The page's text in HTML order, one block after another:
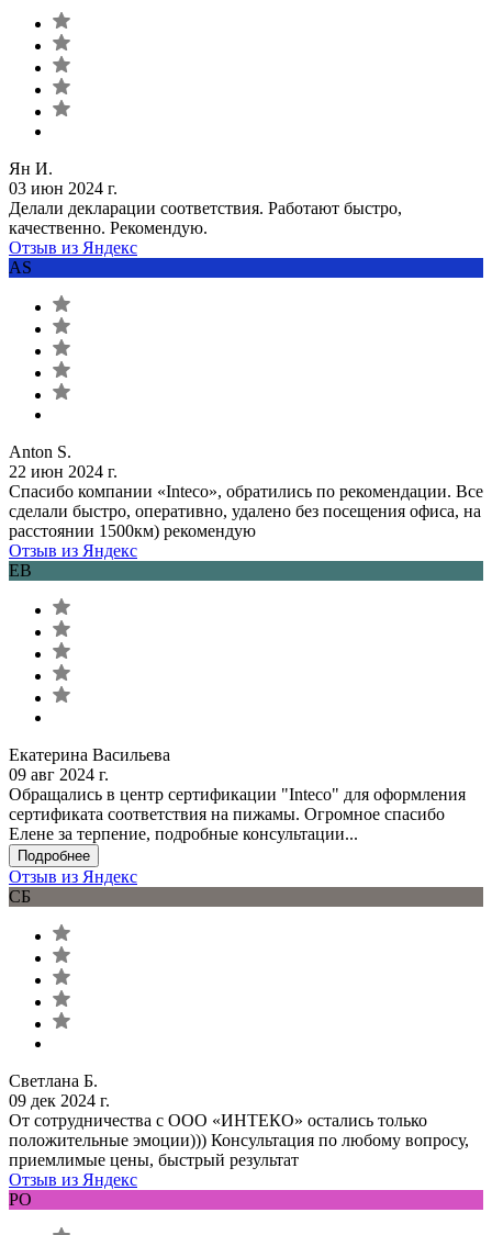
Ян И.
03 июн 2024 г.
Делали декларации соответствия. Работают быстро,
качественно. Рекомендую.
Отзыв из Яндекс
AS
Anton S.
22 июн 2024 г.
Спасибо компании «Inteco», обратились по рекомендации. Все
сделали быстро, оперативно, удалено без посещения офиса, на
расстоянии 1500км) рекомендую
Отзыв из Яндекс
ЕВ
Екатерина Васильева
09 авг 2024 г.
Обращались в центр сертификации "Inteco" для оформления
сертификата соответствия на пижамы. Огромное спасибо
Елене за терпение, подробные консультации...
Подробнее
Отзыв из Яндекс
СБ
Светлана Б.
09 дек 2024 г.
От сотрудничества с ООО «ИНТЕКО» остались только
положительные эмоции))) Консультация по любому вопросу,
приемлимые цены, быстрый результат
Отзыв из Яндекс
РО